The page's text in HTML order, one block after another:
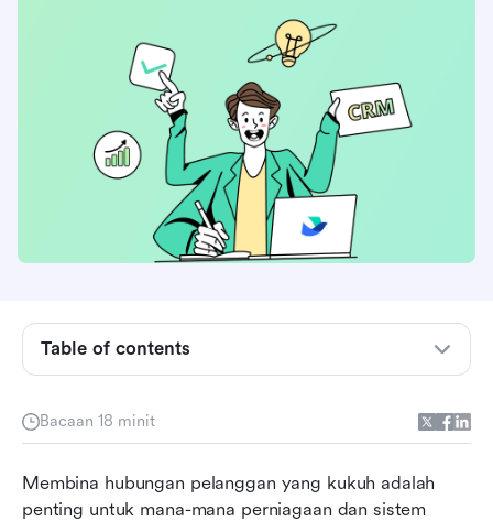
Bacaan 18 minit
Membina hubungan pelanggan yang kukuh adalah
penting untuk mana-mana perniagaan dan sistem
Table of contents
Contoh automasi CRM